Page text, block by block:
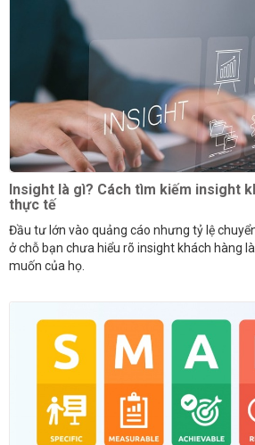
Insight là gì? Cách tìm kiếm insight
thực tế
Đầu tư lớn vào quảng cáo nhưng tỷ lệ
ở chỗ bạn chưa hiểu rõ insight khách hàng
muốn của họ.